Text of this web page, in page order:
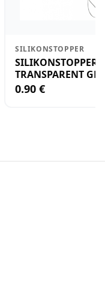
SILIKONSTOPPER
SILIKONSTOPPER
TRANSPARENT
KLEIN
0.90 €